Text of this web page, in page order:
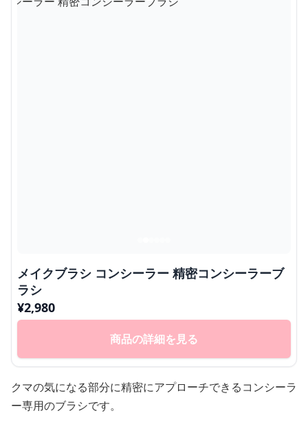
メイクブラシ コンシーラー 精密コンシーラーブ
ラシ
¥2,980
商品の詳細を見る
クマの気になる部分に精密にアプローチできるコンシーラ
ー専用のブラシです。